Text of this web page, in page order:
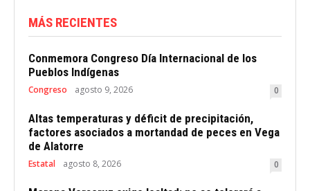
MÁS RECIENTES
Conmemora Congreso Día Internacional de los
Pueblos Indígenas
Congreso agosto 9, 2026 0
Altas temperaturas y déficit de precipitación,
factores asociados a mortandad de peces en Vega
de Alatorre
Estatal agosto 8, 2026 0